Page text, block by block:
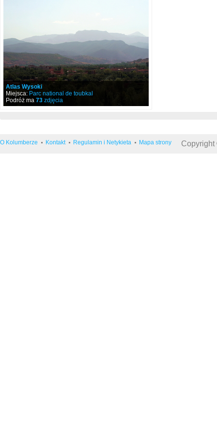
Atlas Wysoki
Miejsca: Parc national de toubkal
Podróż ma 73 zdjęcia
O Kolumberze Kontakt Regulamin i Netykieta Mapa strony